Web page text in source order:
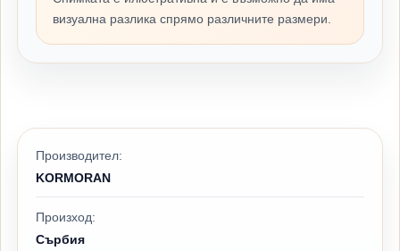
визуална разлика спрямо различните размери.
Производител:
KORMORAN
Произход:
Сърбия